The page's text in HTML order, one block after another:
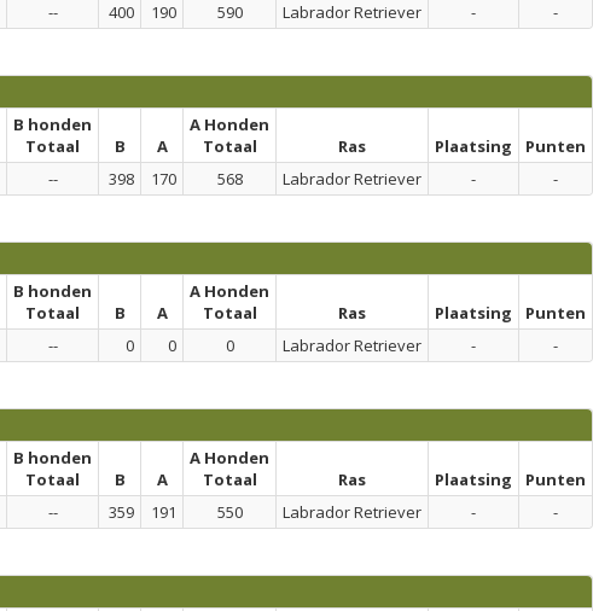
-- 400 190 590 Labrador Retriever - -
B honden
Totaal
B A
A Honden
Totaal
Ras Plaatsing
Punten
-- 398 170 568 Labrador Retriever - -
B honden
Totaal
B A
A Honden
Totaal
Ras Plaatsing
Punten
-- 0 0 0 Labrador Retriever - -
B honden
Totaal
B A
A Honden
Totaal
Ras Plaatsing
Punten
-- 359 191 550 Labrador Retriever - -